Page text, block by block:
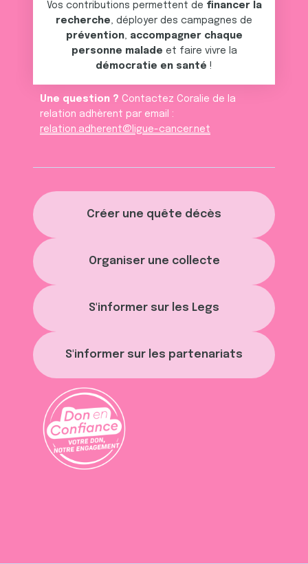
Créer une quête décès
Organiser une collecte
S'informer sur les Legs
S'informer sur les partenariats
Vos contributions permettent de financer la
recherche, déployer des campagnes de
prévention, accompagner chaque
personne malade et faire vivre la
démocratie en santé !
Une question ? Contactez Coralie de la
relation adhèrent par email :
relation.adherent@ligue-cancer.net